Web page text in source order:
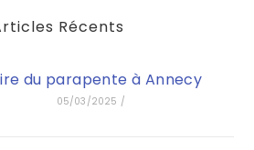
Récents
du parapente à Annecy
05/03/2025 /